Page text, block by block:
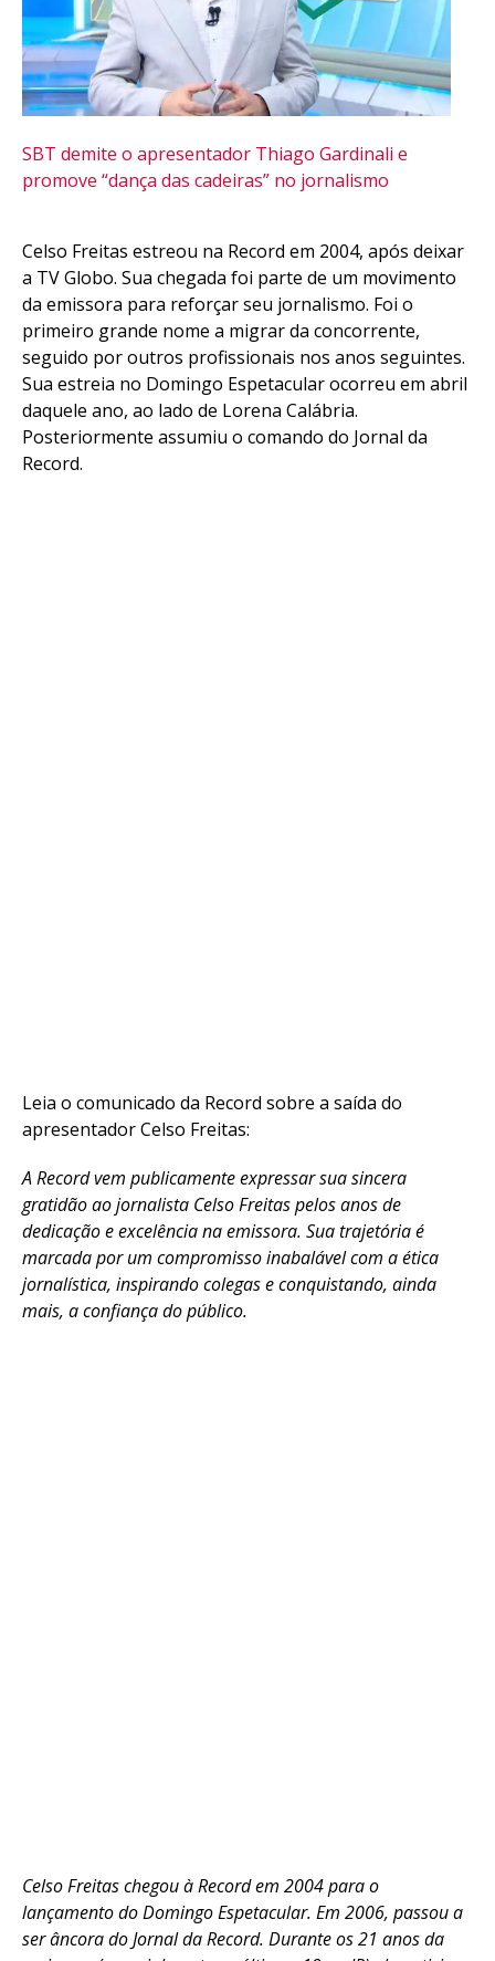
SBT demite o apresentador Thiago Gardinali e
promove “dança das cadeiras” no jornalismo
Celso Freitas estreou na Record em 2004, após deixar
a TV Globo. Sua chegada foi parte de um movimento
da emissora para reforçar seu jornalismo. Foi o
primeiro grande nome a migrar da concorrente,
seguido por outros profissionais nos anos seguintes.
Sua estreia no Domingo Espetacular ocorreu em abril
daquele ano, ao lado de Lorena Calábria.
Posteriormente assumiu o comando do Jornal da
Record.
Leia o comunicado da Record sobre a saída do
apresentador Celso Freitas:
A Record vem publicamente expressar sua sincera
gratidão ao jornalista Celso Freitas pelos anos de
dedicação e excelência na emissora. Sua trajetória é
marcada por um compromisso inabalável com a ética
jornalística, inspirando colegas e conquistando, ainda
mais, a confiança do público.
Celso Freitas chegou à Record em 2004 para o
lançamento do Domingo Espetacular. Em 2006, passou a
ser âncora do Jornal da Record. Durante os 21 anos da
Flipboard
Reddit
Whatsapp
Email